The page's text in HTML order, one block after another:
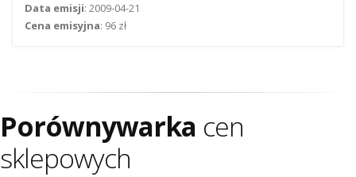
Data emisji: 2009-04-21
Cena emisyjna: 96 zł
Porównywarka cen
sklepowych